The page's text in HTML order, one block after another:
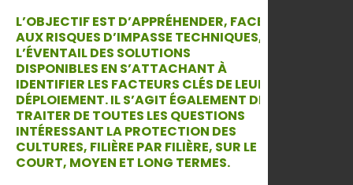
L’OBJECTIF EST D’APPRÉHENDER, FACE
AUX RISQUES D’IMPASSE TECHNIQUES,
L’ÉVENTAIL DES SOLUTIONS
DISPONIBLES EN S’ATTACHANT À
IDENTIFIER LES FACTEURS CLÉS DE LEUR
DÉPLOIEMENT. IL S’AGIT ÉGALEMENT DE
TRAITER DE TOUTES LES QUESTIONS
INTÉRESSANT LA PROTECTION DES
CULTURES, FILIÈRE PAR FILIÈRE, SUR LE
COURT, MOYEN ET LONG TERMES.